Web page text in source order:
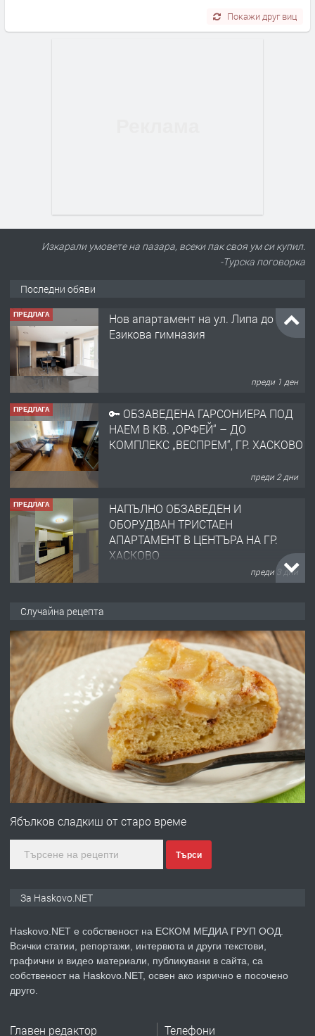
Покажи друг виц
Изкарали умовете на пазара, всеки пак своя ум си купил.
-Турска поговорка
Последни обяви
ПРЕДЛАГА
Нов апартамент на ул. Липа до
Езикова гимназия
преди 1 ден
ПРЕДЛАГА
🔑 ОБЗАВЕДЕНА ГАРСОНИЕРА ПОД
НАЕМ В КВ. „ОРФЕЙ“ – ДО
КОМПЛЕКС „ВЕСПРЕМ“, ГР. ХАСКОВО
преди 2 дни
ПРЕДЛАГА
НАПЪЛНО ОБЗАВЕДЕН И
ОБОРУДВАН ТРИСТАЕН
АПАРТАМЕНТ В ЦЕНТЪРА НА ГР.
ХАСКОВО
преди 3 дни
преди 3 дни
ПРЕДЛАГА
№4120 Магазин/Офис под наем в кв.
Любен Каравелов, Хасково-близо до
градската градина!
преди 3 дни
ПРЕДЛАГА
ПРОСТОРЕН ТРИСТАЕН
КУБА
преди 4 дни
ПРЕДЛАГА СГЛОБЯВАНЕ НА МЕБЕЛИ.
Случайна рецепта
Ябълков сладкиш от старо време
Търси
За Haskovo.NET
Haskovo.NET е собственост на ЕСКОМ МЕДИА ГРУП ООД.
Всички статии, репортажи, интервюта и други текстови,
графични и видео материали, публикувани в сайта, са
собственост на Haskovo.NET, освен ако изрично е посочено
друго.
Главен редактор Телефони